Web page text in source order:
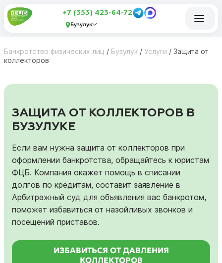
+7 (353) 423-64-72
Бузулук
Банкротство физических лиц / Бузулук / Услуги / Защита от
коллекторов
ЗАЩИТА ОТ КОЛЛЕКТОРОВ В
БУЗУЛУКЕ
Если вам нужна защита от коллекторов при
оформлении банкротства, обращайтесь к юристам
ФЦБ. Компания окажет помощь в списании
долгов по кредитам, составит заявление в
Арбитражный суд для объявления вас банкротом,
поможет избавиться от назойливых звонков и
посещений приставов.
ИЗБАВИТЬСЯ ОТ ДАВЛЕНИЯ
КОЛЛЕКТОРОВ